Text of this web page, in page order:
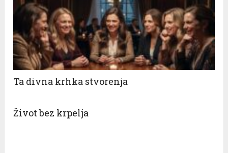
Ta divna krhka stvorenja
Život bez krpelja